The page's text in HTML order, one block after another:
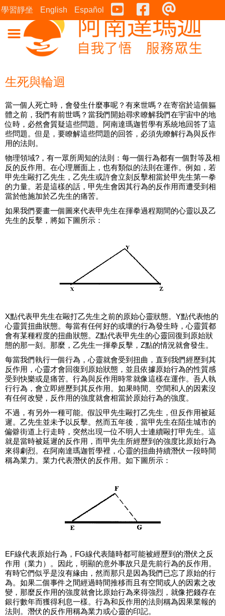
學習靜坐 English Español Youtube Facebook
生死與輪迴
當一個人死亡時，會發生什麼事呢？有來世嗎？在寄宿於這個軀
體之前，我們有前世嗎？當我們開始尋求瞭解我們在宇宙中的地
位時，必然會質疑這些問題。阿南達瑪迦哲學有系統地回答了這
些問題。但是，要瞭解這些問題的回答，必須先瞭解行為與反作
用的法則。
物理領域?，有一眾所周知的法則：每一個行為都有一個對等及相
反的反作用。在心理層面上，也有類似的法則在運作。例如，若
甲先生毆打乙先生，乙先生或許會立刻反擊相當於甲先生第一拳
的力量。若是這樣的話，甲先生會因其行為的反作用而遭受到相
當於他施加於乙先生的痛苦。
如果我們要畫一個圖來代表甲先生在揮拳過程期間的心靈以及乙
先生的反擊，將如下圖所示：
X點代表甲先生在毆打乙先生之前的原始心靈狀態。Y點代表他的
心靈質扭曲狀態。每當有任何好的或壞的行為發生時，心靈質都
會有某種程度的扭曲狀態。Z點代表甲先生的心靈回復到原始狀
態的那一刻。那麼，乙先生一揮拳反擊，Z點的情況就會發生。
每當我們執行一個行為，心靈就會受到扭曲，直到我們經歷到其
反作用，心靈才會回復到原始狀態，並且依據原始行為的性質感
受到快樂或是痛苦。行為與反作用時常就像這樣在運作。吾人執
行行為，會立即經歷到其反作用。如果時間、空間和人的因素沒
有任何改變，反作用的強度就會相當於原始行為的強度。
不過，有另外一種可能。假設甲先生毆打乙先生，但反作用被延
遲。乙先生並未予以反擊。然而五年後，當甲先生在陌生城市的
偏僻街道上行走時，突然出現一位不明人士連續毆打甲先生。這
就是當時被延遲的反作用，而甲先生所經歷到的強度比原始行為
來得劇烈。在阿南達瑪迦哲學裡，心靈的扭曲持續潛伏一段時間
稱為業力。業力代表潛伏的反作用。如下圖所示：
EF線代表原始行為，FG線代表隨時都可能被經歷到的潛伏之反
作用（業力）。因此，明顯的意外事故只是先前行為的反作用。
有時它們似乎是沒有緣由，然而那只是因為我們已忘了原始的行
為。如果二個事件之間經過時間推移而且有空間或人的因素之改
變，那麼反作用的強度就會比原始行為來得強烈，就像把錢存在
銀行數年而獲得利息一樣。行為和反作用的法則稱為因果業報的
法則。潛伏的反作用稱為業力或心靈的印記。